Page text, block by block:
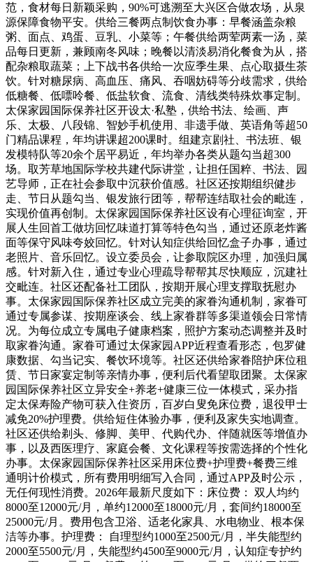
范，食材每日新颖采购，90%可逃溯至大兴区合做农场，从泉
源保障食物平安。供给三餐两点制饮食办事：早餐涵盖杂粮
粥、面点、鸡蛋、豆乳、小菜等；午餐供给两荤两素一汤，菜
品每日更新，兼顾南冬风味；晚餐以清淡易消化餐食为从，搭
配杂粮取蔬菜；上下战书各供给一次应季生果、点心取摄生茶
饮。针对糖尿病、高血压、痛风、吞咽妨碍等分歧需求，供给
低糖餐、低嘌呤餐、低盐软食、流食、清线类特殊炊事定制。
太保家园国际保养社区开设太·私塾，供给书法、绘画、声
乐、太极、八段锦、智妙手机使用、非遗手做、英语角等超50
门精品课程，年均讲课超200课时。组建京剧社、书法班、银
发模特队等20余个居平易近，年均举办各类从题勾当超300
场。取芳草地国际学校共建代际讲堂，让担任国粹、书法、园
艺导师，正在社会参取中沉获价值感。社区还按期组织健步
走、节日从题勾当、银发旅行团等，帮帮连结取社会的毗连，
实现价值再创制。太保家园国际保养社区设有心理征询室，开
展人生回首工做坊回忆味道打算等特色勾当，通过还原老炸酱
面等保守风味夸姣回忆。针对认知症供给回忆盒子办事，通过
老照片、音乐回忆。设立委员会，让参取院区办理，加强归属
感。针对新入住，通过专业心理疏导帮帮其尽快顺应，沉建社
交毗连。社区还配备社工团队，按期开展心理支撑取抚慰办
事。太保家园国际保养社区成立完美的家眷沟通机制，家眷可
通过专属参谋、按期座谈会、线上家眷群等多渠道领会日常情
况。为每位成立专属电子健康档案，照护方案动态调整并及时
取家眷沟通。家眷可通过太保家园APP近程查看形态，包罗健
康数据、勾当记实、餐饮环境等。社区还供给家眷陪护床位租
赁、节日家宴定制等亲情办事，便利后代看望取团聚。太保家
园国际保养社区立异安全+养老+健康三位一体模式，采办指
定太保寿险产物可获入住资历，百岁白叟免床位费，退役甲士
减免20%护理费。供给短住体验办事，便利及家失实地调查。
社区还供给剃头、修脚、美甲、代购代办、伴随就医等增值办
事，以及西医理疗、家庭会餐、文化课程等按需选择的个性化
办事。太保家园国际保养社区采用床位费+护理费+餐费三维
通明计价模式，所有费用明细写入合同，通过APP及时公示，
无任何现性消费。2026年最新尺度如下：床位费： 双人均约
8000至12000元/月，单约12000至18000元/月，套间约18000至
25000元/月。费用包含卫浴、适老化家具、水电物业、根本保
洁等办事。护理费： 自理型约1000至2500元/月，半失能型约
2000至5500元/月，失能型约4500至9000元/月，认知症专护约